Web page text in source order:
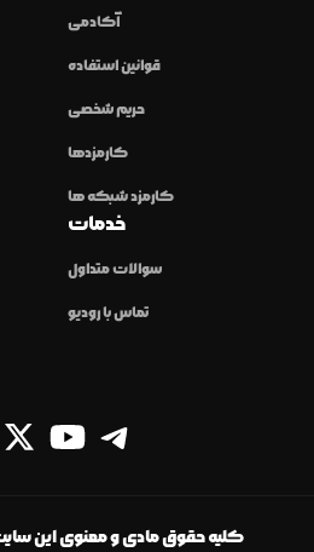
آکادمی
قوانین استفاده
حریم شخصی
کارمزدها
کارمزد شبکه ها
خدمات
سوالات متداول
تماس با رودیو
کلیه حقوق مادی و معنوی این